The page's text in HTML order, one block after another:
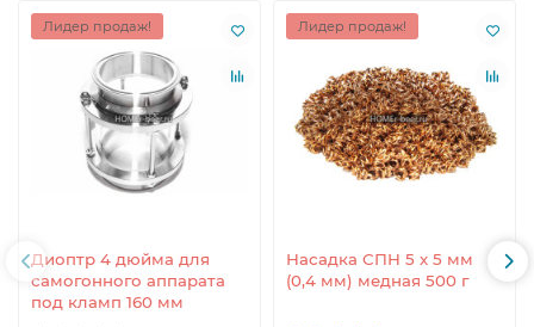
Лидер продаж!
Диоптр 4 дюйма для
самогонного аппарата
под кламп 160 мм
Лидер продаж!
Насадка СПН 5 х 5 мм
(0,4 мм) медная 500 г